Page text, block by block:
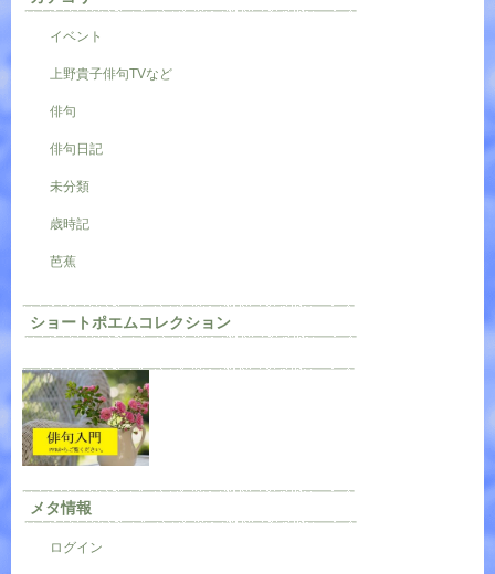
イベント
上野貴子俳句TVなど
俳句
俳句日記
未分類
歳時記
芭蕉
ショートポエムコレクション
メタ情報
ログイン